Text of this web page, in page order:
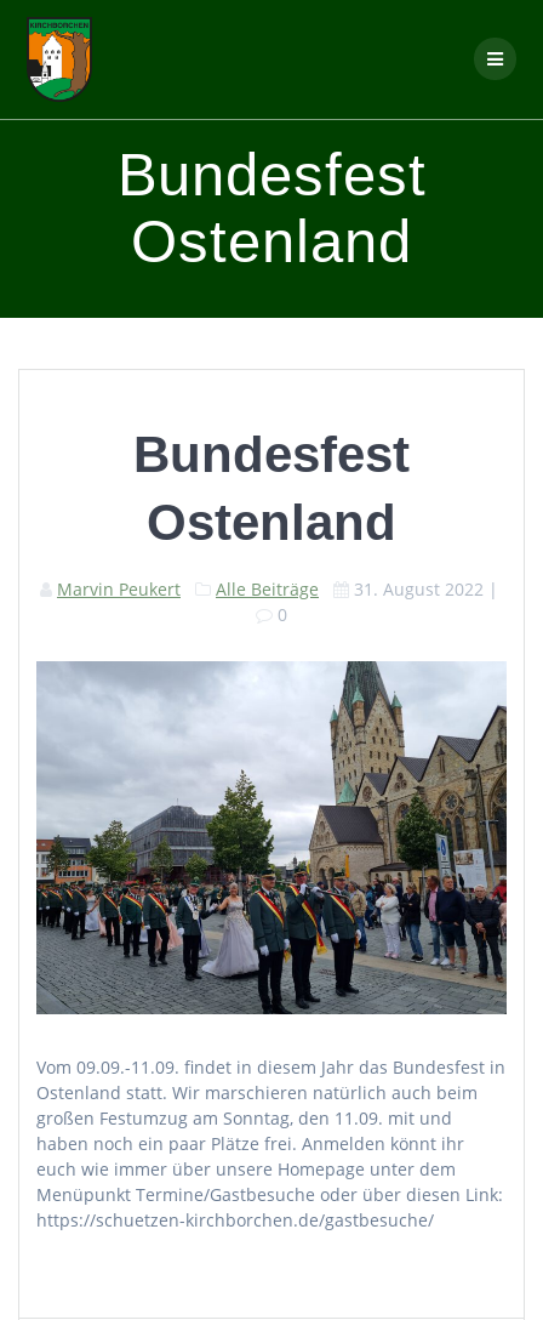
Bundesfest
Ostenland
Bundesfest
Ostenland
Marvin Peukert Alle Beiträge 31. August 2022 |
0
Vom 09.09.-11.09. findet in diesem Jahr das Bundesfest in
Ostenland statt. Wir marschieren natürlich auch beim
großen Festumzug am Sonntag, den 11.09. mit und
haben noch ein paar Plätze frei. Anmelden könnt ihr
euch wie immer über unsere Homepage unter dem
Menüpunkt Termine/Gastbesuche oder über diesen Link:
https://schuetzen-kirchborchen.de/gastbesuche/